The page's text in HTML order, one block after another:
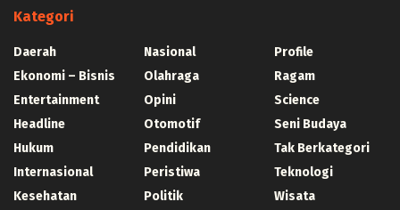
https://selumakab.go.id/
https://dukcapil.selumakab.go.id/duta777/
https://krakatauniaga.co.id/run/
https://bossfood.co.id/wp-content/pound/
slot138
slot138
sultan69
joker123
Kategori
Daerah
Ekonomi – Bisnis
Entertainment
Headline
Hukum
Internasional
Kesehatan
Nasional
Olahraga
Opini
Otomotif
Pendidikan
Peristiwa
Politik
Profile
Ragam
Science
Seni Budaya
Tak Berkategori
Teknologi
Wisata